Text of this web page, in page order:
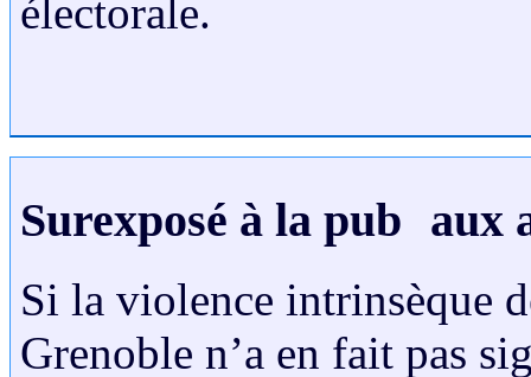
électorale.
Surexposé à la pub aux
Si la violence intrinsèque
Grenoble n’a en fait pas